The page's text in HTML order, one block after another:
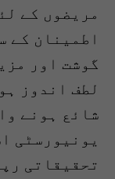
مریضوں کے
اطمینان کے
گوشت اور
لطف اندوز
شائع ہونے
یونیورسٹی
تحقیقاتی